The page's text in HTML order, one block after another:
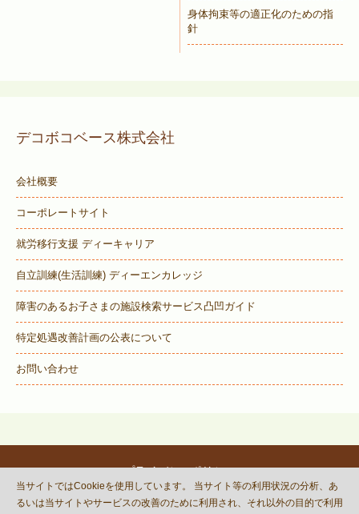
身体拘束等の適正化のための指
針
デコボコベース株式会社
会社概要
コーポレートサイト
就労移行支援 ディーキャリア
自立訓練(生活訓練) ディーエンカレッジ
障害のあるお子さまの施設検索サービス凸凹ガイド
特定処遇改善計画の公表について
お問い合わせ
プライバシーポリシー
© DECOBOCO BASE Co.,Ltd.
当サイトではCookieを使用しています。 当サイト等の利用状況の分析、あ
るいは当サイトやサービスの改善のために利用され、それ以外の目的で利用